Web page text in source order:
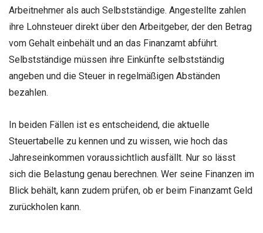
Arbeitnehmer als auch Selbstständige. Angestellte zahlen
ihre Lohnsteuer direkt über den Arbeitgeber, der den Betrag
vom Gehalt einbehält und an das Finanzamt abführt.
Selbstständige müssen ihre Einkünfte selbstständig
angeben und die Steuer in regelmäßigen Abständen
bezahlen.
In beiden Fällen ist es entscheidend, die aktuelle
Steuertabelle zu kennen und zu wissen, wie hoch das
Jahreseinkommen voraussichtlich ausfällt. Nur so lässt
sich die Belastung genau berechnen. Wer seine Finanzen im
Blick behält, kann zudem prüfen, ob er beim Finanzamt Geld
zurückholen kann.